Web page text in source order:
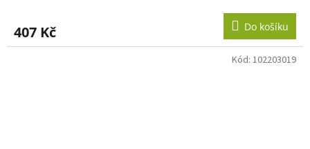
407 Kč Do košíku
Kód: 102203019